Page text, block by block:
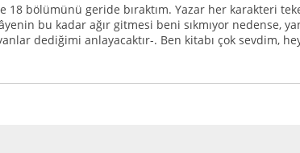
18 bölümünü geride bıraktım. Yazar her karakteri
bu kadar ağır gitmesi beni sıkmıyor nedense,
dediğimi anlayacaktır-. Ben kitabı çok sevdim,